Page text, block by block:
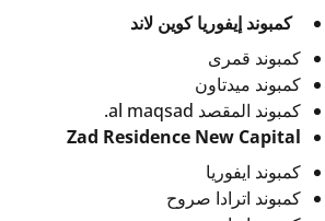
كمبوند إيفوريا كوين لاند
كمبوند قمرى
كمبوند ميدتاون
كمبوند المقصد al maqsad.
Zad Residence New Capital
كمبوند ايفوريا
كمبوند اترادا صروح